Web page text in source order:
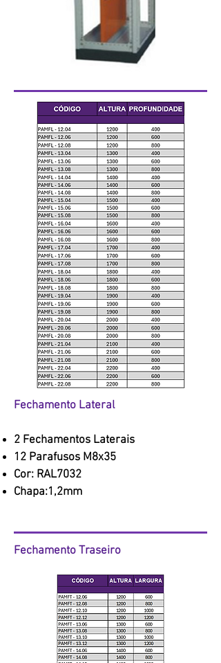
Fechamento Lateral
2 Fechamentos Laterais
12 Parafusos M8x35
Cor: RAL7032
Chapa:1,2mm
Fechamento Traseiro